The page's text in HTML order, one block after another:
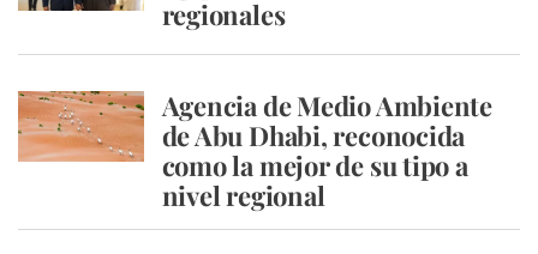
regionales
Agencia de Medio Ambiente
de Abu Dhabi, reconocida
como la mejor de su tipo a
nivel regional